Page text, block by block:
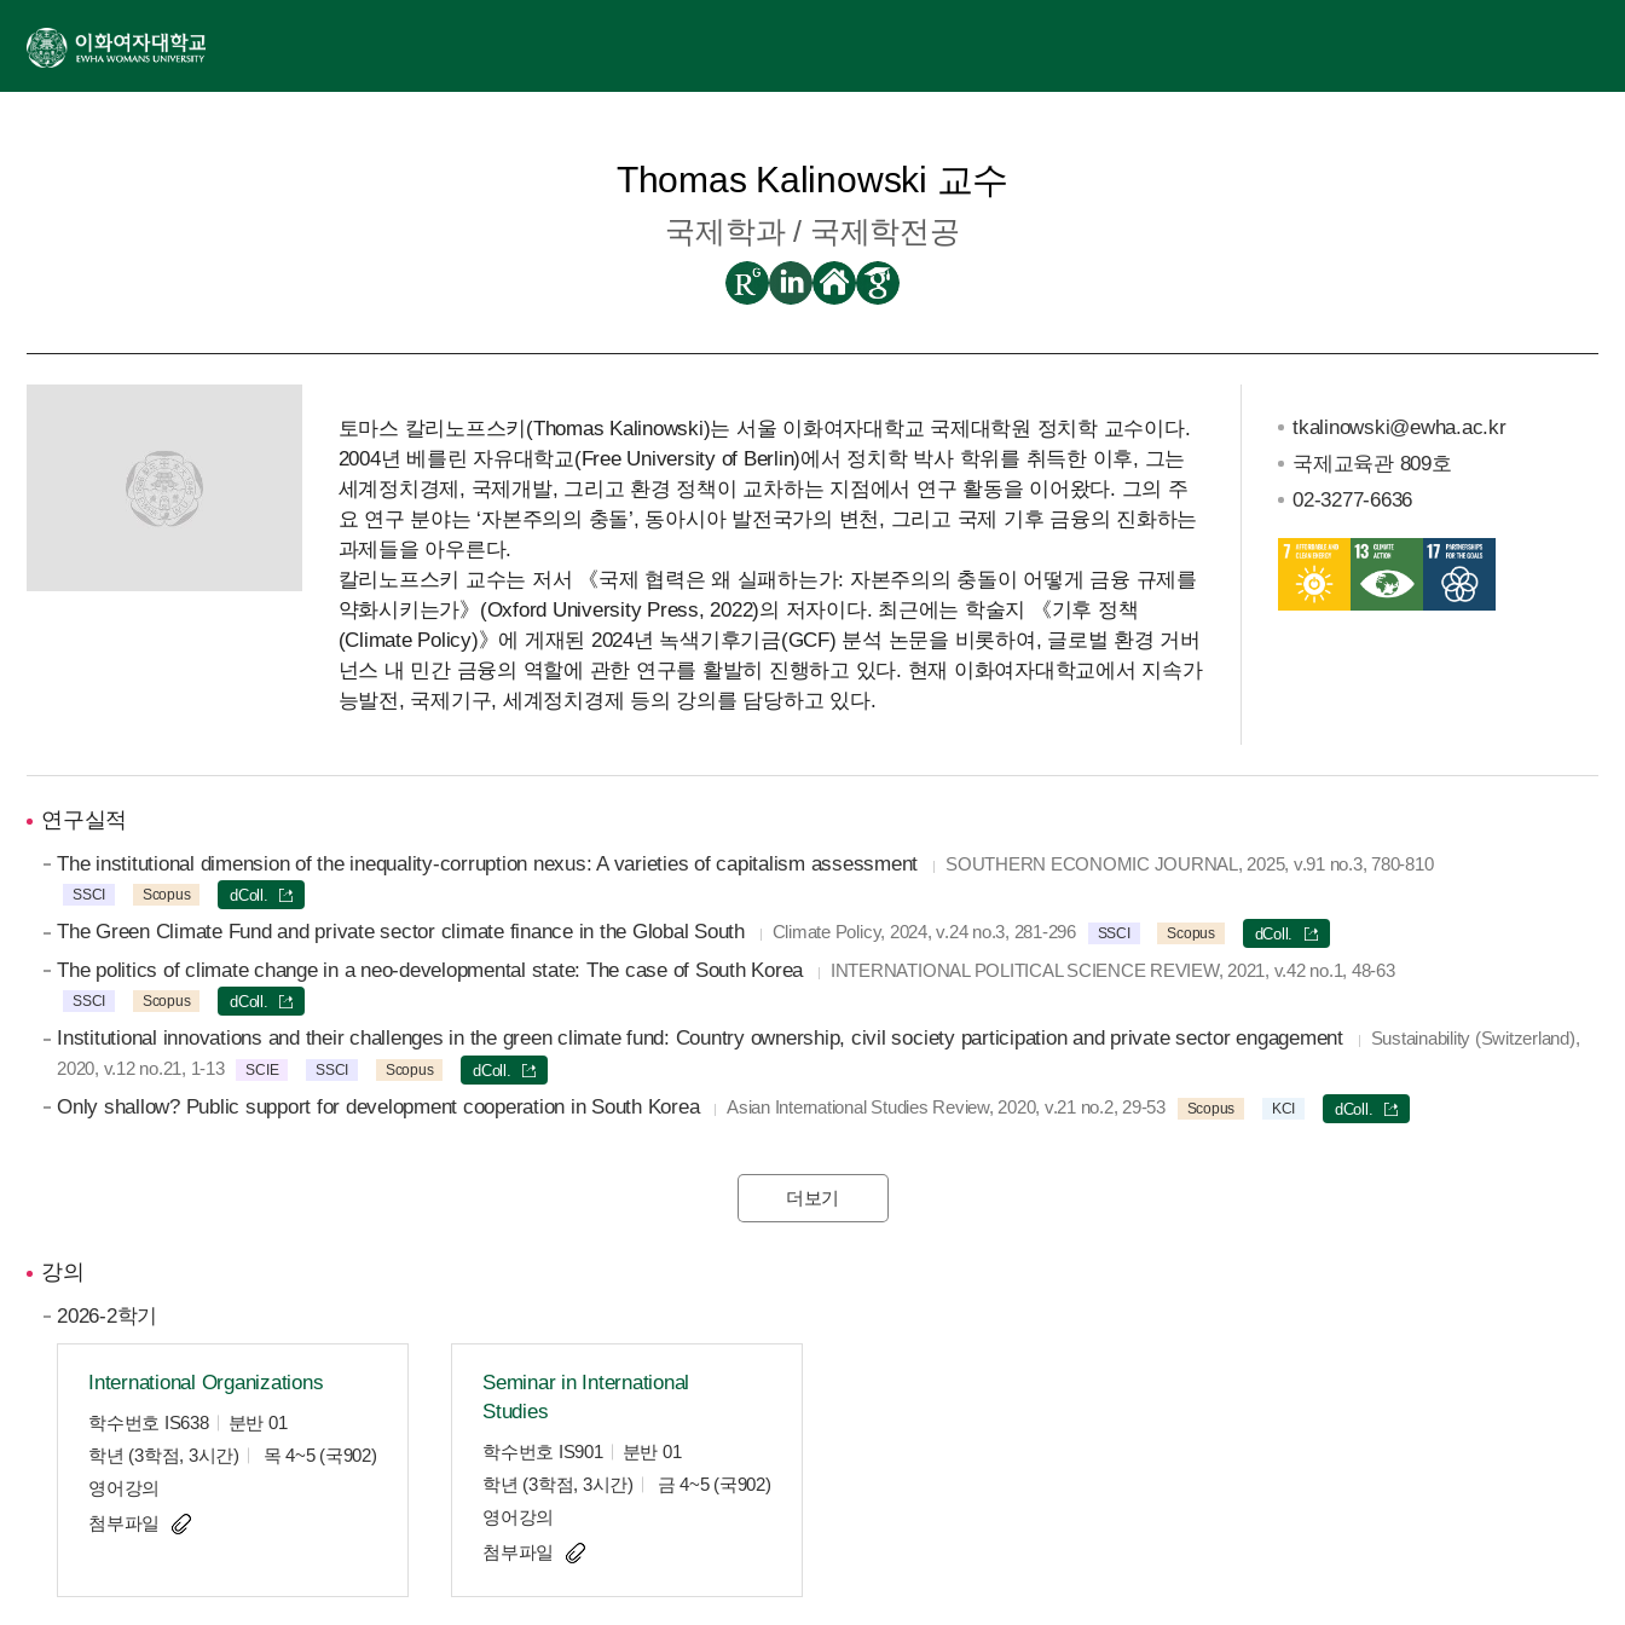
Thomas Kalinowski 교수
국제학과 / 국제학전공
토마스 칼리노프스키(Thomas Kalinowski)는 서울 이화여자대학교 국제대학원 정치학 교수이다.
2004년 베를린 자유대학교(Free University of Berlin)에서 정치학 박사 학위를 취득한 이후, 그는
세계정치경제, 국제개발, 그리고 환경 정책이 교차하는 지점에서 연구 활동을 이어왔다. 그의 주
요 연구 분야는 ‘자본주의의 충돌’, 동아시아 발전국가의 변천, 그리고 국제 기후 금융의 진화하는
과제들을 아우른다.
칼리노프스키 교수는 저서 《국제 협력은 왜 실패하는가: 자본주의의 충돌이 어떻게 금융 규제를
약화시키는가》(Oxford University Press, 2022)의 저자이다. 최근에는 학술지 《기후 정책
(Climate Policy)》에 게재된 2024년 녹색기후기금(GCF) 분석 논문을 비롯하여, 글로벌 환경 거버
넌스 내 민간 금융의 역할에 관한 연구를 활발히 진행하고 있다. 현재 이화여자대학교에서 지속가
능발전, 국제기구, 세계정치경제 등의 강의를 담당하고 있다.
tkalinowski@ewha.ac.kr
국제교육관 809호
02-3277-6636
연구실적
The institutional dimension of the inequality-corruption nexus: A varieties of capitalism assessment SOUTHERN ECONOMIC JOURNAL, 2025, v.91 no.3, 780-810
SSCI Scopus dColl.
The Green Climate Fund and private sector climate finance in the Global South Climate Policy, 2024, v.24 no.3, 281-296 SSCI Scopus dColl.
The politics of climate change in a neo-developmental state: The case of South Korea INTERNATIONAL POLITICAL SCIENCE REVIEW, 2021, v.42 no.1, 48-63
SSCI Scopus dColl.
Institutional innovations and their challenges in the green climate fund: Country ownership, civil society participation and private sector engagement
Sustainability (Switzerland),
2020, v.12 no.21, 1-13
SCIE SSCI Scopus dColl.
Only shallow? Public support for development cooperation in South Korea Asian International Studies Review, 2020, v.21 no.2, 29-53 Scopus KCI dColl.
더보기
강의
2026-2학기
International Organizations
학수번호 IS638
분반 01
학년 (3학점, 3시간)
목 4~5 (국902)
영어강의
첨부파일
Seminar in International
Studies
학수번호 IS901
분반 01
학년 (3학점, 3시간)
금 4~5 (국902)
영어강의
첨부파일